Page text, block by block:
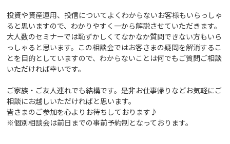
投資や資産運用、投信についてよくわからないお客様もいらっしゃ
ると思いますので、わかりやすく一から解説させていただきます。
大人数のセミナーでは恥ずかしくてなかなか質問できない方もいら
っしゃると思います。この相談会ではお客さまの疑問を解消するこ
とを目的としていますので、わからないことは何でもご質問ご相談
いただければ幸いです。
ご家族・ご友人連れでも結構です。是非お仕事帰りなどお気軽にご
相談にお越しいただければと思います。
皆さまのご参加を心よりお待ちしております♪
※個別相談会は前日までの事前予約制となっております。